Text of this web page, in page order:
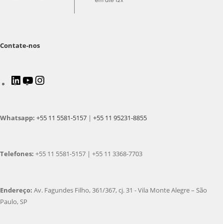
Contate-nos
LinkedInYoutube
Whatsapp: +55 11 5581-5157 | +55 11 95231-8855
Telefones: +55 11 5581-5157 | +55 11 3368-7703
Endereço: Av. Fagundes Filho, 361/367, cj. 31 - Vila Monte Alegre – São
Paulo, SP